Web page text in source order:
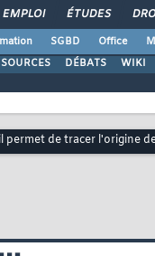
EMPLOI ÉTUDES
SGBD Office
SOURCES DÉBATS WIKI
de tracer l'origine